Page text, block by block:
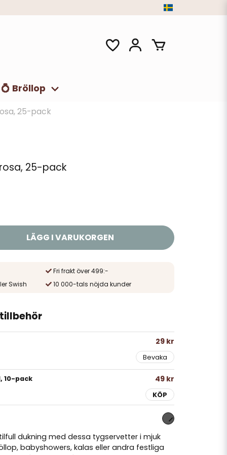
💍 Bröllop
25-pack
25-pack
LÄGG I VARUKORGEN
Fri frakt över 499:-
Swish
10 000-tals nöjda kunder
29 kr
Bevaka
10-pack 49 kr
KÖP
dukning med dessa tygservetter i mjuk
babyshowers, kalas eller andra festliga